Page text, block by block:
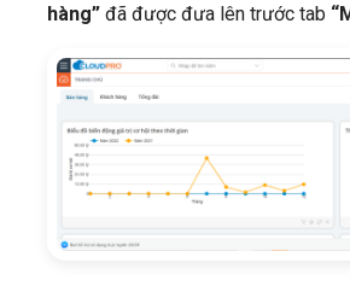
hàng” đã được đưa lên trước tab